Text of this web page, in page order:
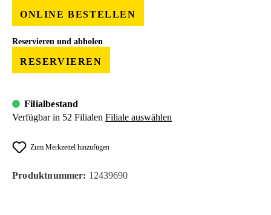
ONLINE BESTELLEN
Reservieren und abholen
RESERVIEREN
Filialbestand
Verfügbar in 52 Filialen Filiale auswählen
Zum Merkzettel hinzufügen
Produktnummer: 12439690